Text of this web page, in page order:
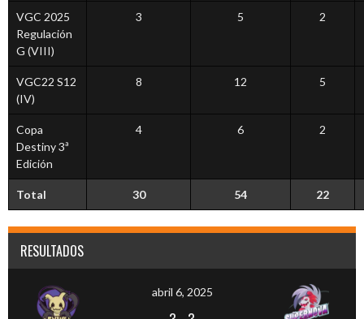
VGC 2025
Regulación
G (VIII)
3 5 2
VGC22 S12
(IV)
8 12 5
Copa
Destiny 3ª
Edición
4 6 2
Total 30 54 22
RESULTADOS
abril 6, 2025